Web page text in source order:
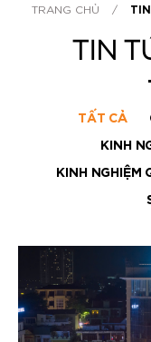
TRANG CHỦ /
TIN
TẤT CẢ
KINH
KINH NGHIỆM